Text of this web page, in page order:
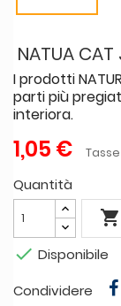
NATUA CAT
I prodotti
parti più
interiora.
1,05 €
Quantità

 Disponibile
Condividere